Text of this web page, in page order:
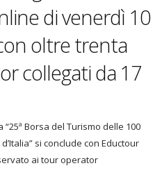
di venerdì 10
oltre trenta
collegati da 17
Borsa del Turismo delle 100
si conclude con Eductour
ai tour operator